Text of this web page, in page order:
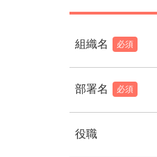
組織名 必須
部署名 必須
役職